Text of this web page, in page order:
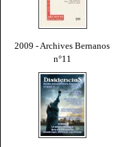
2009 - Archives Bernanos
n°11